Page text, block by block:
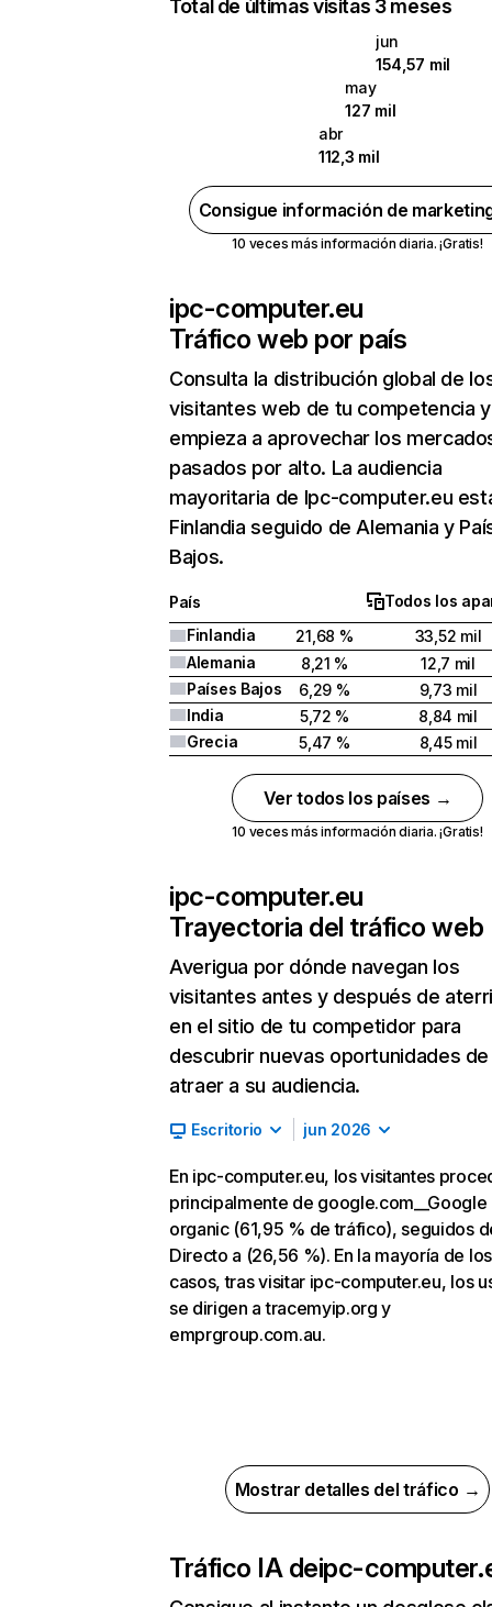
Total de últimas visitas 3 meses
jun
154,57 mil
may
127 mil
abr
112,3 mil
Consigue información de
10 veces más información diaria. ¡Gratis!
ipc-computer.eu
Tráfico web por país
Consulta la distribución global de
visitantes web de tu competencia y
empieza a aprovechar los
pasados por alto. La audiencia
mayoritaria de Ipc-computer.eu
Finlandia seguido de Alemania y
Bajos.
País
Todos los
Finlandia
21,68 %
33,52 mil
Alemania
8,21 %
12,7 mil
Países Bajos
6,29 %
9,73 mil
India
5,72 %
8,84 mil
Grecia
5,47 % 8,45 mil
Ver todos los países →
10 veces más información diaria. ¡Gratis!
ipc-computer.eu
Trayectoria del tráfico web
Averigua por dónde navegan los
visitantes antes y después de
en el sitio de tu competidor para
descubrir nuevas oportunidades de
atraer a su audiencia.
Escritorio jun 2026
En ipc-computer.eu, los visitantes
principalmente de google.com__Google
organic (61,95 % de tráfico), seguidos
Directo a (26,56 %). En la mayoría de los
casos, tras visitar ipc-computer.eu, los
se dirigen a tracemyip.org y
emprgroup.com.au.
Mostrar detalles del tráfico →
Tráfico IA deipc-